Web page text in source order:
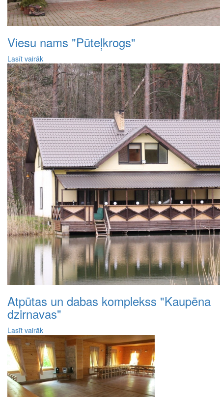
Viesu nams "Pūteļkrogs"
Lasīt vairāk
Atpūtas un dabas komplekss "Kaupēna
dzirnavas"
Lasīt vairāk